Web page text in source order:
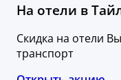
На отели в
Скидка на отели
транспорт